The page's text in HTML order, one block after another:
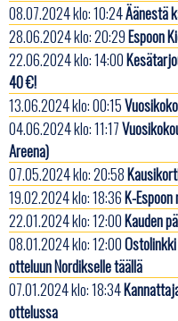
08.07.2024 klo: 10:24Äänestä
28.06.2024 klo: 20:29Espoon
22.06.2024 klo: 14:00
40 €!
13.06.2024 klo: 00:15
04.06.2024 klo: 11:17
Areena)
07.05.2024 klo: 20:58
19.02.2024 klo: 18:36K-
22.01.2024 klo: 12:00Kauden
08.01.2024 klo: 12:00
otteluun Nordikselle täällä
07.01.2024 klo: 18:34
ottelussa